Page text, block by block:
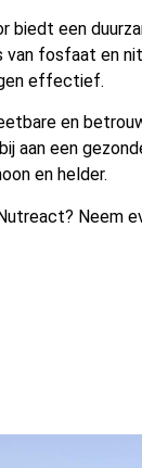
biedt een
van fosfaat en
effectief.
en
aan een
en helder.
Neem